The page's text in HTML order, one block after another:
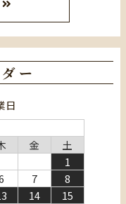
ー
日
金
土
1
7
8
14
15